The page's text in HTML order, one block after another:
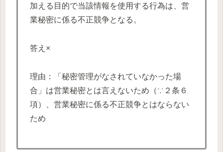
加える目的で当該情報を使用する行為は、営
業秘密に係る不正競争となる。
答え×
理由：「秘密管理がなされていなかった場
合」は営業秘密とは言えないため（∵２条６
項）、営業秘密に係る不正競争とはならない
ため